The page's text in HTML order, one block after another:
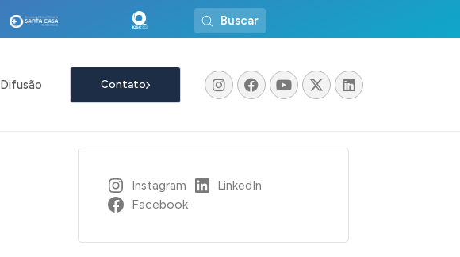
Buscar
Difusão Contato
Instagram
LinkedIn
Facebook